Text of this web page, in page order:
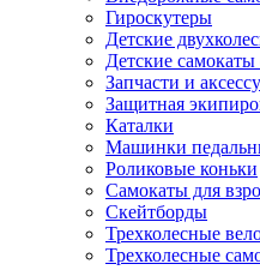
Гироскутеры
Детские
Детские самокаты
Запчасти и
Защитная
Каталки
Машинки
Роликовые коньки
Самокаты для
Скейтборды
Трехколесные
Трехколесные